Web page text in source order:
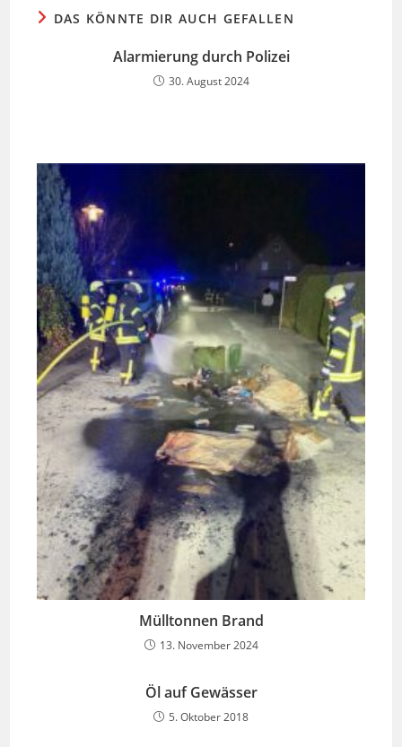
DAS KÖNNTE DIR AUCH GEFALLEN
Alarmierung durch Polizei
30. August 2024
Mülltonnen Brand
13. November 2024
Öl auf Gewässer
5. Oktober 2018